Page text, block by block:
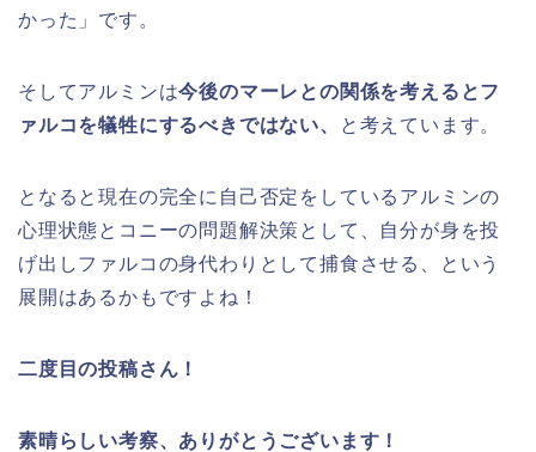
かった」です。
そしてアルミンは今後のマーレとの関係を考えるとフ
ァルコを犠牲にするべきではない、
と考えています。
となると現在の完全に自己否定をしているアルミンの
心理状態とコニーの問題解決策として、自分が身を投
げ出しファルコの身代わりとして捕食させる、という
展開はあるかもですよね！
二度目の投稿さん！
素晴らしい考察、ありがとうございます！